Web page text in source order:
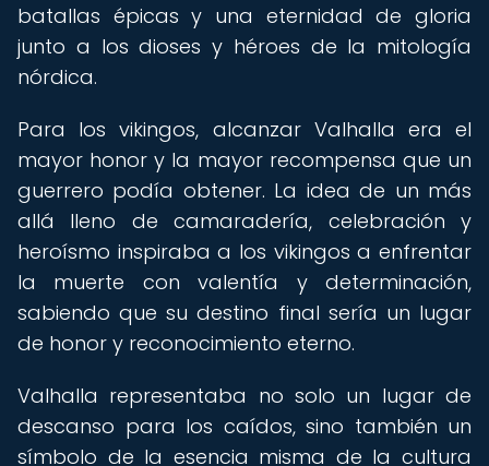
batallas épicas y una eternidad de gloria
junto a los dioses y héroes de la mitología
nórdica.
Para los vikingos, alcanzar Valhalla era el
mayor honor y la mayor recompensa que un
guerrero podía obtener. La idea de un más
allá lleno de camaradería, celebración y
heroísmo inspiraba a los vikingos a enfrentar
la muerte con valentía y determinación,
sabiendo que su destino final sería un lugar
de honor y reconocimiento eterno.
Valhalla representaba no solo un lugar de
descanso para los caídos, sino también un
símbolo de la esencia misma de la cultura